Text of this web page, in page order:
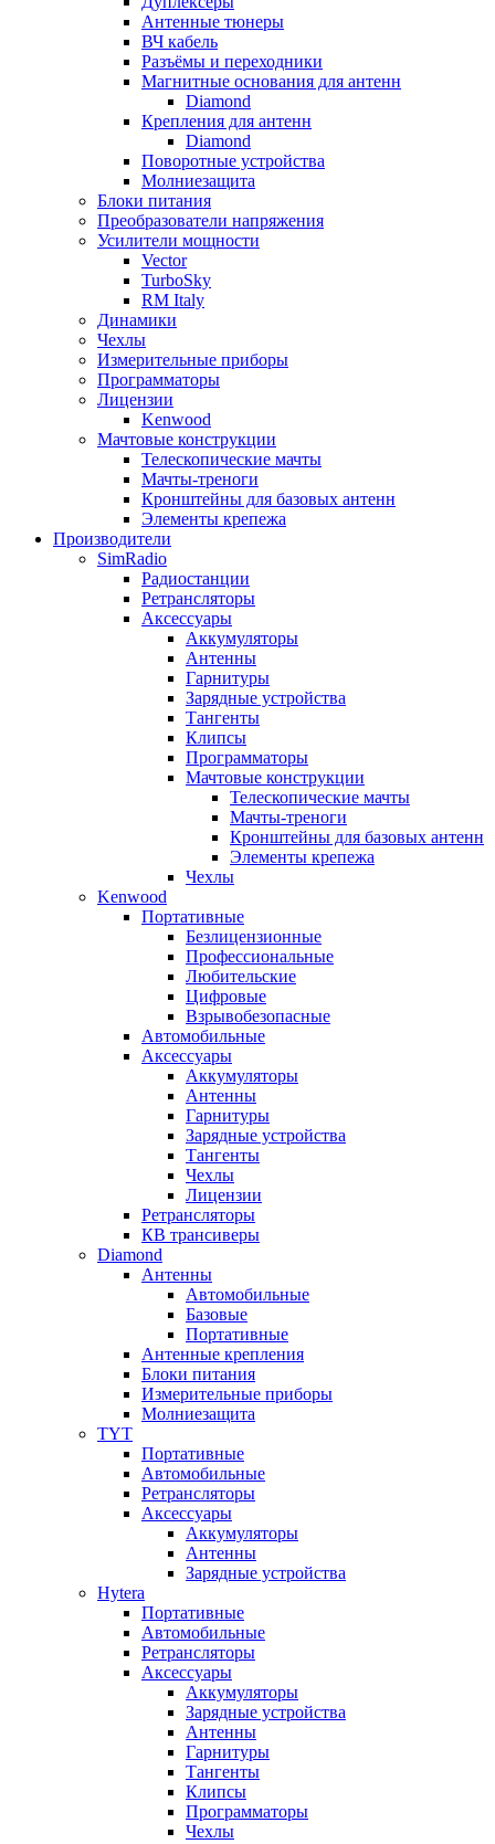
Антенные тюнеры
ВЧ кабель
Разъёмы и переходники
Магнитные основания для антенн
Diamond
Крепления для антенн
Diamond
Поворотные устройства
Молниезащита
Блоки питания
Преобразователи напряжения
Усилители мощности
Vector
TurboSky
RM Italy
Динамики
Чехлы
Измерительные приборы
Программаторы
Лицензии
Kenwood
Мачтовые конструкции
Телескопические мачты
Мачты-треноги
Кронштейны для базовых антенн
Элементы крепежа
Производители
SimRadio
Радиостанции
Ретрансляторы
Аксессуары
Аккумуляторы
Антенны
Гарнитуры
Зарядные устройства
Тангенты
Клипсы
Программаторы
Мачтовые конструкции
Телескопические мачты
Мачты-треноги
Кронштейны для базовых антенн
Элементы крепежа
Чехлы
Kenwood
Портативные
Безлицензионные
Профессиональные
Любительские
Цифровые
Взрывобезопасные
Автомобильные
Аксессуары
Аккумуляторы
Антенны
Гарнитуры
Зарядные устройства
Тангенты
Чехлы
Лицензии
Ретрансляторы
КВ трансиверы
Diamond
Антенны
Автомобильные
Базовые
Портативные
Антенные крепления
Блоки питания
Измерительные приборы
Молниезащита
TYT
Портативные
Автомобильные
Ретрансляторы
Аксессуары
Аккумуляторы
Антенны
Зарядные устройства
Hytera
Портативные
Автомобильные
Ретрансляторы
Аксессуары
Аккумуляторы
Зарядные устройства
Антенны
Гарнитуры
Тангенты
Клипсы
Программаторы
Чехлы